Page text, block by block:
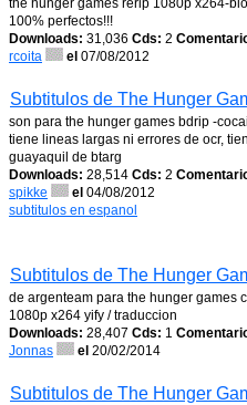
the hunger games rerip 1080p x264-
100% perfectos!!!
Downloads: 31,036 Cds: 2
rcoita
el 07/08/2012
Subtitulos de The Hunger
son para the hunger games bdrip -
tiene lineas largas ni errores de ocr,
guayaquil de btarg
Downloads: 28,514 Cds: 2
spikke
el 04/08/2012
subtitulos en espanol
Subtitulos de The Hunger
de argenteam para the hunger games
1080p x264 yify / traduccion
Downloads: 28,407 Cds: 1
Jonnas
el 20/02/2014
Subtitulos de The Hunger